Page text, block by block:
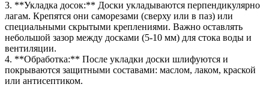
3. **Укладка досок:** Доски укладываются перпендикулярно
лагам. Крепятся они саморезами (сверху или в паз) или
специальными скрытыми креплениями. Важно оставлять
небольшой зазор между досками (5-10 мм) для стока воды и
вентиляции.
4. **Обработка:** После укладки доски шлифуются и
покрываются защитными составами: маслом, лаком, краской
или антисептиком.